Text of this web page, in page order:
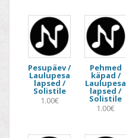
Pesupäev /
Laulupesa
lapsed /
Solistile
1.00€
Pehmed
käpad /
Laulupesa
lapsed /
Solistile
1.00€